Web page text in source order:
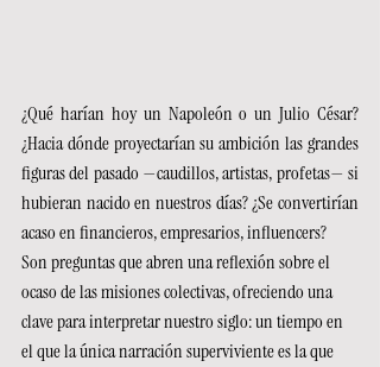
¿Qué harían hoy un Napoleón o un Julio César?
¿Hacia dónde proyectarían su ambición las grandes
figuras del pasado —caudillos, artistas, profetas— si
hubieran nacido en nuestros días? ¿Se convertirían
acaso en financieros, empresarios, influencers?
Son preguntas que abren una reflexión sobre el
ocaso de las misiones colectivas, ofreciendo una
clave para interpretar nuestro siglo: un tiempo en
el que la única narración superviviente es la que